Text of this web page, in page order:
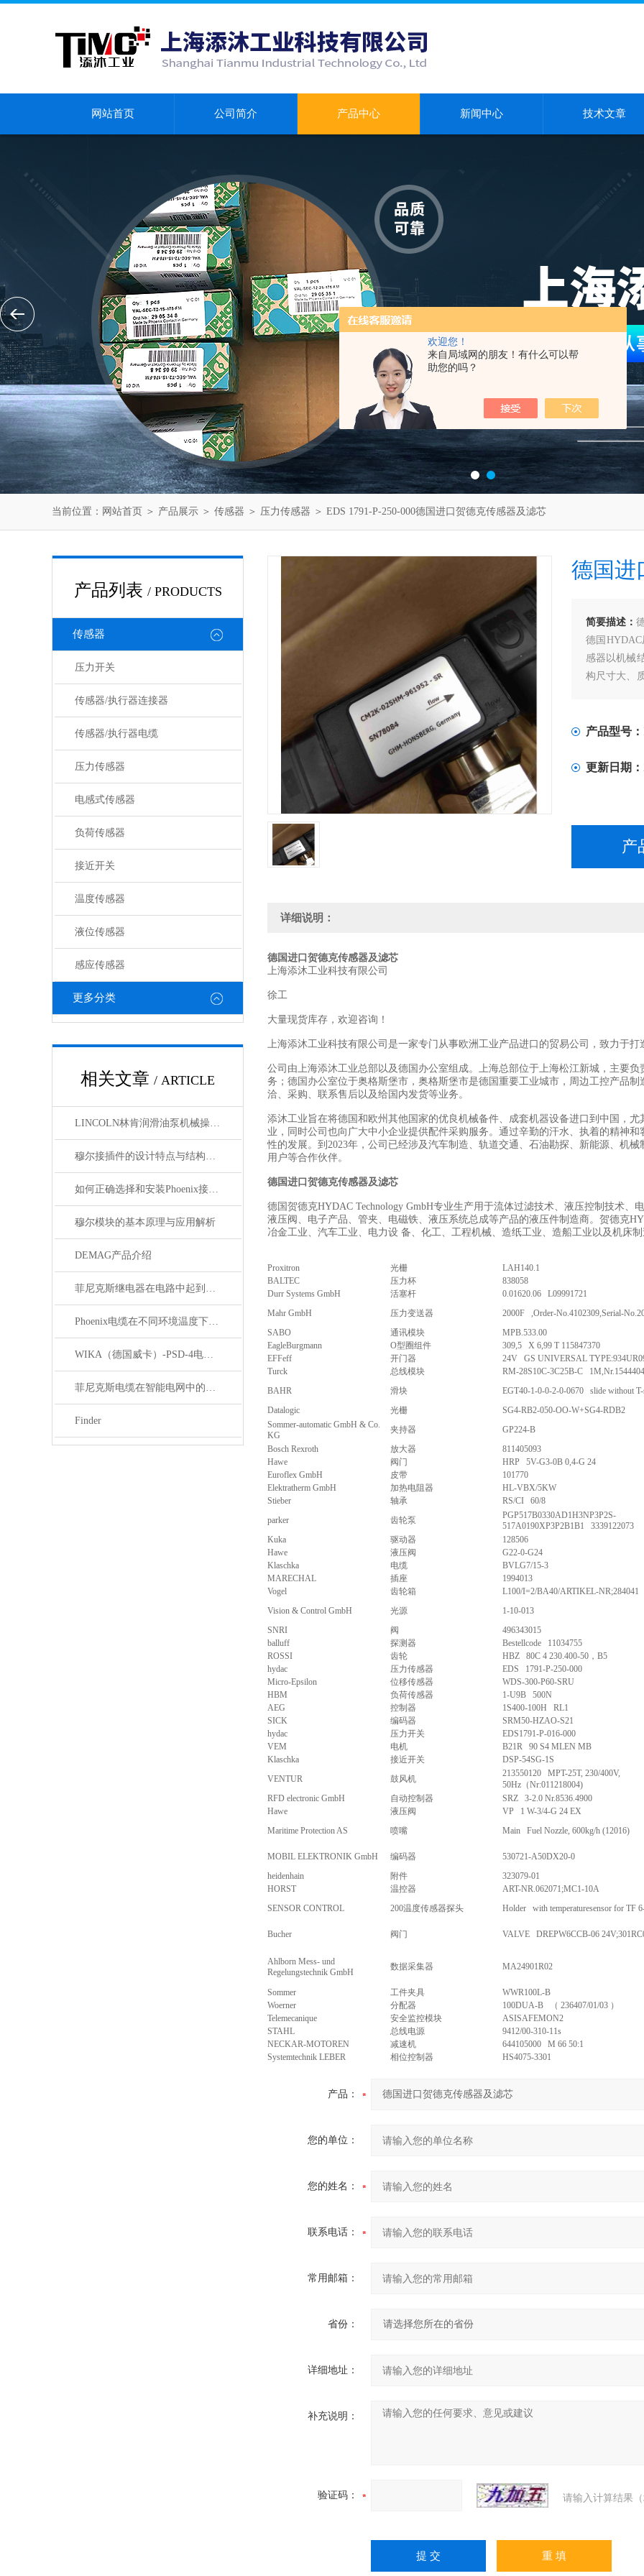
欢迎您！
来自局域网的朋友！有什么可以帮
助您的吗？
网站首页 公司简介 产品中心 新闻中心 技术文章
当前位置： 网站首页 ＞ 产品展示 ＞ 传感器 ＞ 压力传感器 ＞ EDS 1791-P-250-000德国进口贺德克传感器及滤芯
产品列表 / PRODUCTS
传感器
压力开关
传感器/执行器连接器
传感器/执行器电缆
压力传感器
电感式传感器
负荷传感器
接近开关
温度传感器
液位传感器
感应传感器
更多分类
相关文章 / ARTICLE
LINCOLN林肯润滑油泵机械操作原理
穆尔接插件的设计特点与结构优化
如何正确选择和安装Phoenix接插件以确保其性能？
穆尔模块的基本原理与应用解析
DEMAG产品介绍
菲尼克斯继电器在电路中起到什么作用？
Phoenix电缆在不同环境温度下的性能表现如何？
WIKA（德国威卡）-PSD-4电子压力开关
菲尼克斯电缆在智能电网中的应用
Finder
德国进
简要描述：
德国
感器以机械
构尺寸大、
而且其功耗
产品型号：
更新日期：
产
详细说明：
德国进口贺德克传感器及滤芯
上海添沐工业科技有限公司
徐工
大量现货库存，欢迎咨询！
上海添沐工业科技有限公司是一家专门从事欧洲工业产品进口的贸易公司，致力于打
公司由上海添沐工业总部以及德国办公室组成。上海总部位于上海松江新城，主要
务；德国办公室位于奥格斯堡市，奥格斯堡市是德国重要工业城市，周边工控产品
洽、采购、联系售后以及给国内发货等业务。
添沐工业旨在将德国和欧州其他国家的优良机械备件、成套机器设备进口到中国，
业，同时公司也向广大中小企业提供配件采购服务。通过辛勤的汗水、执着的精神
性的发展。到2023年，公司已经涉及汽车制造、轨道交通、石油勘探、新能源、机
用户等合作伙伴。
德国进口贺德克传感器及滤芯
德国贺德克HYDAC Technology GmbH专业生产用于流体过滤技术、液压控制技术、
液压阀、电子产品、管夹、电磁铁、液压系统总成等产品的液压件制造商。贺德克
冶金工业、汽车工业、电力设 备、化工、工程机械、造纸工业、造船工业以及机床制
Proxitron 光栅
LAH140.1
BALTEC
压力杯
838058
Durr Systems GmbH
活塞杆
0.01620.06 L09991721
Mahr GmbH
压力变送器
2000F ,Order-No.4102309,Serial-
SABO
通讯模块
MPB.533.00
EagleBurgmann
O型圈组件
309,5 X 6,99 T 115847370
EFFeff
开门器
24V GS UNIVERSAL
Turck
总线模块
RM-28S10C-3C25B-C 1M,Nr.1544404
BAHR
滑块
EGT40-1-0-0-2-0-0670 slide without
Datalogic
光栅
SG4-RB2-050-OO-W+SG4-RDB2
Sommer-automatic GmbH & Co.
KG
夹持器
GP224-B
Bosch Rexroth
放大器
811405093
Hawe
阀门
HRP 5V-G3-0B 0,4-G 24
Euroflex GmbH
皮带
101770
Elektratherm GmbH
加热电阻器
HL-VBX/5KW
Stieber
轴承
RS/CI 60/8
parker
齿轮泵
PGP517B0330AD1H3NP3P2S-
517A0190XP3P2B1B1 3339122073
Kuka
驱动器
128506
Hawe
液压阀
G22-0-G24
Klaschka
电缆
BVLG7/15-3
MARECHAL
插座
1994013
Vogel
齿轮箱
L100/I=2/BA40/ARTIKEL-NR;284041
Vision & Control GmbH
光源
1-10-013
SNRI
阀
496343015
balluff
探测器
Bestellcode 11034755
ROSSI
齿轮
HBZ 80C 4 230.400-50，B5
hydac
压力传感器
EDS 1791-P-250-000
Micro-Epsilon
位移传感器
WDS-300-P60-SRU
HBM
负荷传感器
1-U9B 500N
AEG
控制器
1S400-100H RL1
SICK
编码器
SRM50-HZAO-S21
hydac
压力开关
EDS1791-P-016-000
VEM
电机
B21R 90 S4 MLEN MB
Klaschka
接近开关
DSP-54SG-1S
VENTUR
鼓风机
213550120 MPT-25T, 230/400V,
50Hz（Nr:011218004)
RFD electronic GmbH
自动控制器
SRZ 3-2.0 Nr.8536.4900
Hawe
液压阀
VP 1 W-3/4-G 24 EX
Maritime Protection AS
喷嘴 Main Fuel Nozzle, 600kg/h (12016)
MOBIL ELEKTRONIK GmbH 编码器
530721-A50DX20-0
heidenhain
附件
323079-01
HORST
温控器
ART-NR.062071;MC1-10A
SENSOR CONTROL
200温度传感器探头 Holder with temperaturesensor for TF
Bucher 阀门 VALVE DREPW6CCB-06
Ahlborn Mess- und
Regelungstechnik GmbH
数据采集器 MA24901R02
Sommer 工件夹具
WWR100L-B
Woerner
分配器
100DUA-B （ 236407/01/03 ）
Telemecanique
安全监控模块
ASISAFEMON2
STAHL
总线电源
9412/00-310-11s
NECKAR-MOTOREN
减速机
644105000 M 66 50:1
Systemtechnik LEBER
相位控制器 HS4075-3301
产品：
您的单位：
您的姓名：
联系电话：
常用邮箱：
省份：
详细地址：
补充说明：
验证码： 请输入计算结果